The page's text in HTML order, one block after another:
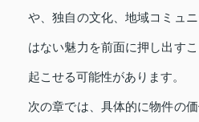
や、独自の文化、地域コミュ
はない魅力を前面に押し出す
起こせる可能性があります。
次の章では、具体的に物件の